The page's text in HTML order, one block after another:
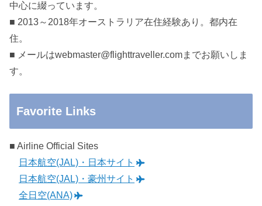
中心に綴っています。
■ 2013～2018年オーストラリア在住経験あり。都内在
住。
■ メールはwebmaster@flighttraveller.comまでお願いしま
す。
Favorite Links
■ Airline Official Sites
日本航空(JAL)・日本サイト
日本航空(JAL)・豪州サイト
全日空(ANA)